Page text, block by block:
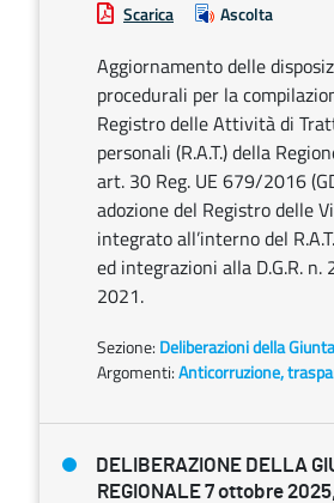
Scarica Ascolta
Aggiornamento delle
procedurali per la
Registro delle Attività di
personali (R.A.T.) della
art. 30 Reg. UE 679/2016
adozione del Registro delle
integrato all’interno del
ed integrazioni alla D.G.R. n.
2021.
Sezione: Deliberazioni della
Argomenti:Anticorruzione,
DELIBERAZIONE DELLA
REGIONALE 7 ottobre